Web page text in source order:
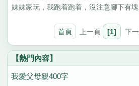
妹妹家玩，我跑着跑着，沒注意腳下有塊
首頁 上一頁 [1] 下
【熱門內容】
我愛父母親400字